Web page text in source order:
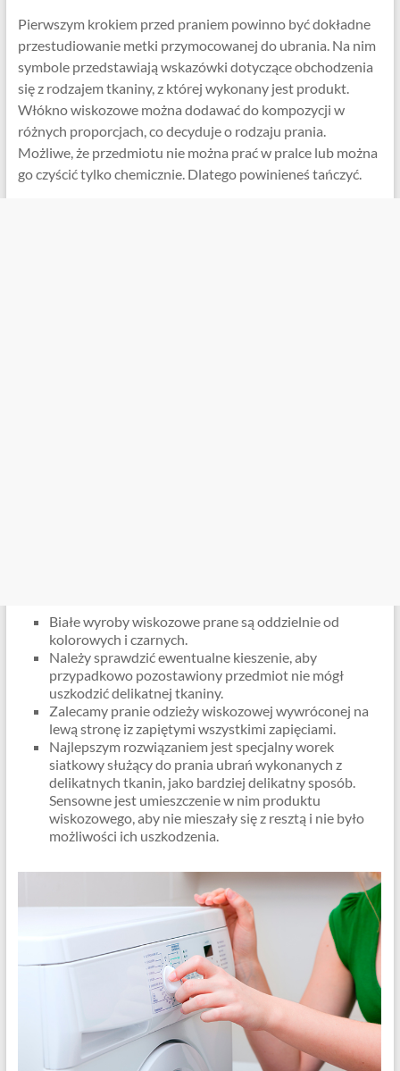
Pierwszym krokiem przed praniem powinno być dokładne
przestudiowanie metki przymocowanej do ubrania. Na nim
symbole przedstawiają wskazówki dotyczące obchodzenia
się z rodzajem tkaniny, z której wykonany jest produkt.
Włókno wiskozowe można dodawać do kompozycji w
różnych proporcjach, co decyduje o rodzaju prania.
Możliwe, że przedmiotu nie można prać w pralce lub można
go czyścić tylko chemicznie. Dlatego powinieneś tańczyć.
Białe wyroby wiskozowe prane są oddzielnie od
kolorowych i czarnych.
Należy sprawdzić ewentualne kieszenie, aby
przypadkowo pozostawiony przedmiot nie mógł
uszkodzić delikatnej tkaniny.
Zalecamy pranie odzieży wiskozowej wywróconej na
lewą stronę iz zapiętymi wszystkimi zapięciami.
Najlepszym rozwiązaniem jest specjalny worek
siatkowy służący do prania ubrań wykonanych z
delikatnych tkanin, jako bardziej delikatny sposób.
Sensowne jest umieszczenie w nim produktu
wiskozowego, aby nie mieszały się z resztą i nie było
możliwości ich uszkodzenia.